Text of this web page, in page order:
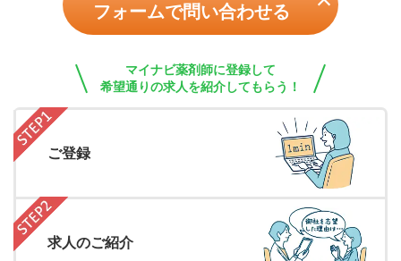
フォームで問い合わせる
マイナビ薬剤師に登録して
希望通りの求人を紹介してもらう！
ご登録
求人のご紹介